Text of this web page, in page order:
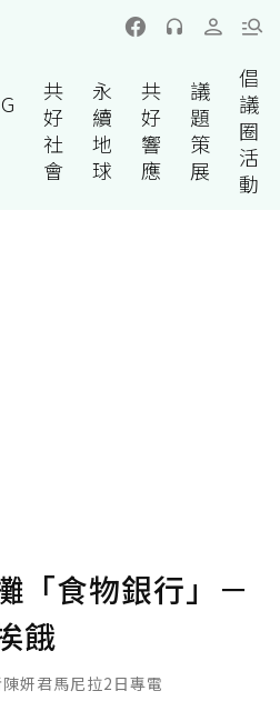
共
好
社
會
永
續
地
球
共
好
響
應
議
題
策
展
倡
議
圈
活
動
「食物銀行」－
餓
妍君馬尼拉2日專電